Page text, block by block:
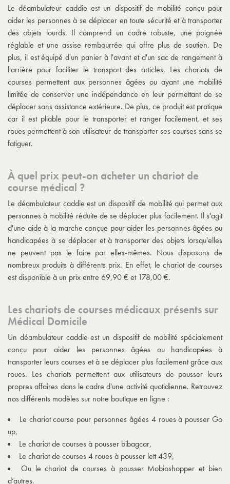
Le déambulateur caddie est un dispositif de mobilité conçu pour
aider les personnes à se déplacer en toute sécurité et à transporter
des objets lourds. Il comprend un cadre robuste, une poignée
réglable et une assise rembourrée qui offre plus de soutien. De
plus, il est équipé d'un panier à l'avant et d'un sac de rangement à
l'arrière pour faciliter le transport des articles. Les chariots de
courses permettent aux personnes âgées ou ayant une mobilité
limitée de conserver une indépendance en leur permettant de se
déplacer sans assistance extérieure. De plus, ce produit est pratique
car il est pliable pour le transporter et ranger facilement, et ses
roues permettent à son utilisateur de transporter ses courses sans se
fatiguer.
À quel prix peut-on acheter un chariot de
course médical ?
Le déambulateur caddie est un dispositif de mobilité qui permet aux
personnes à mobilité réduite de se déplacer plus facilement. Il s'agit
d'une aide à la marche conçue pour aider les personnes âgées ou
handicapées à se déplacer et à transporter des objets lorsqu'elles
ne peuvent pas le faire par elles-mêmes. Nous disposons de
nombreux produits à différents prix. En effet, le chariot de courses
est disponible à un prix entre 69,90 € et 178,00 €.
Les chariots de courses médicaux présents sur
Médical Domicile
Un déambulateur caddie est un dispositif de mobilité spécialement
conçu pour aider les personnes âgées ou handicapées à
transporter leurs courses et à se déplacer plus facilement grâce aux
roues. Les chariots permettent aux utilisateurs de pousser leurs
propres affaires dans le cadre d'une activité quotidienne. Retrouvez
nos différents modèles sur notre boutique en ligne :
Le chariot course pour personnes âgées 4 roues à pousser Go
up,
Le chariot de courses à pousser bibagcar,
Le chariot de courses 4 roues à pousser lett 439,
Ou le chariot de courses à pousser Mobioshopper et bien
d’autres.